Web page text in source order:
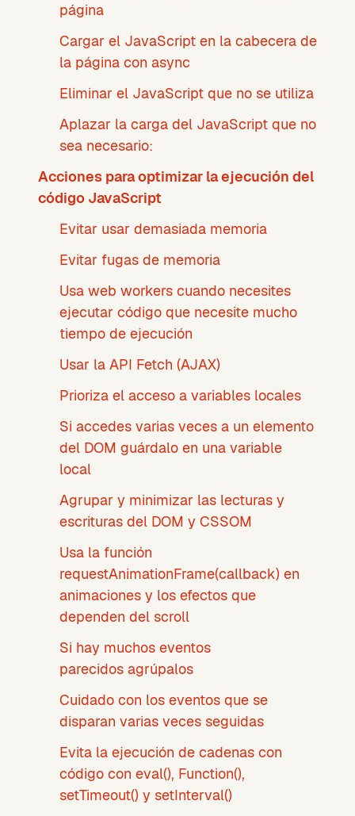
página
Cargar el JavaScript en la cabecera de
la página con async
Eliminar el JavaScript que no se utiliza
Aplazar la carga del JavaScript que no
sea necesario:
Acciones para optimizar la ejecución del
código JavaScript
Evitar usar demasiada memoria
Evitar fugas de memoria
Usa web workers cuando necesites
ejecutar código que necesite mucho
tiempo de ejecución
Usar la API Fetch (AJAX)
Prioriza el acceso a variables locales
Si accedes varias veces a un elemento
del DOM guárdalo en una variable
local
Agrupar y minimizar las lecturas y
escrituras del DOM y CSSOM
Usa la función
requestAnimationFrame(callback) en
animaciones y los efectos que
dependen del scroll
Si hay muchos eventos
parecidos agrúpalos
Cuidado con los eventos que se
disparan varias veces seguidas
Evita la ejecución de cadenas con
código con eval(), Function(),
setTimeout() y setInterval()